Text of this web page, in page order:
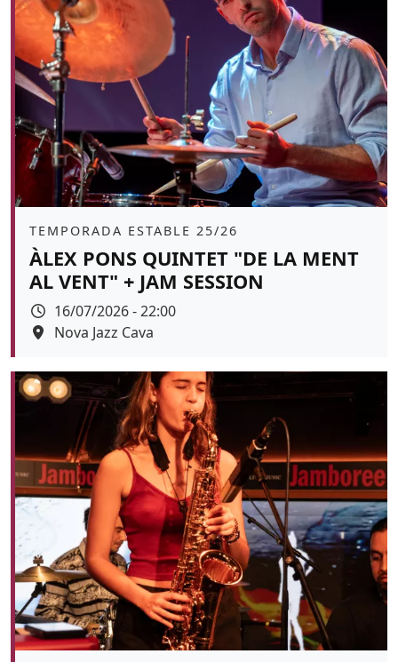
Àmbit
TEMPORADA ESTABLE 25/26
ÀLEX PONS QUINTET "DE LA MENT
AL VENT" + JAM SESSION
Data
16/07/2026 - 22:00
Espai
Nova Jazz Cava